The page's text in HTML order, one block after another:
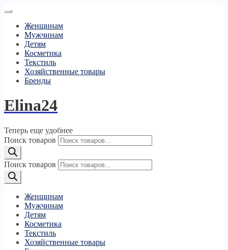
Женщинам
Мужчинам
Детям
Косметика
Текстиль
Хозяйственные товары
Бренды
Elina24
Теперь еще удобнее
Поиск товаров
Поиск товаров
Женщинам
Мужчинам
Детям
Косметика
Текстиль
Хозяйственные товары